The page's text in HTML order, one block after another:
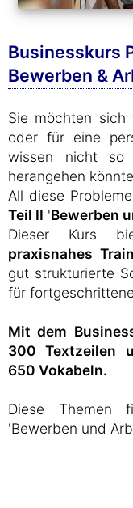
Businesskurs
Bewerben &
Sie möchten
oder für eine
wissen nicht
herangehen
All diese
Teil II 'Bewerben
Dieser Kurs
praxisnahes
gut strukturierte
für
Mit dem
300 Textzeilen
650 Vokabeln.
Diese Themen
'Bewerben und